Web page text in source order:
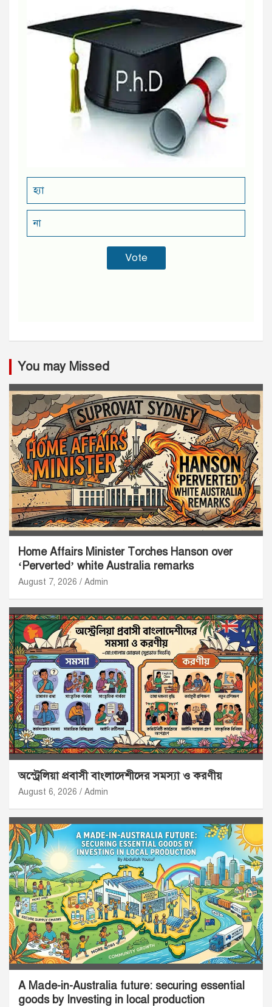
হ্যা
না
You may Missed
Home Affairs Minister Torches Hanson over
‘Perverted’ white Australia remarks
August 7, 2026 Admin
অস্ট্রেলিয়া প্রবাসী বাংলাদেশীদের সমস্যা ও করণীয়
August 6, 2026 Admin
A Made-in-Australia future: securing essential
goods by Investing in local production